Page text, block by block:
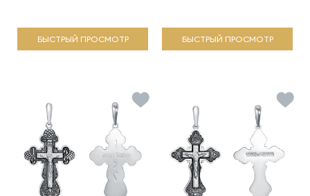
БЫСТРЫЙ ПРОСМОТР БЫСТРЫЙ ПРОСМОТР